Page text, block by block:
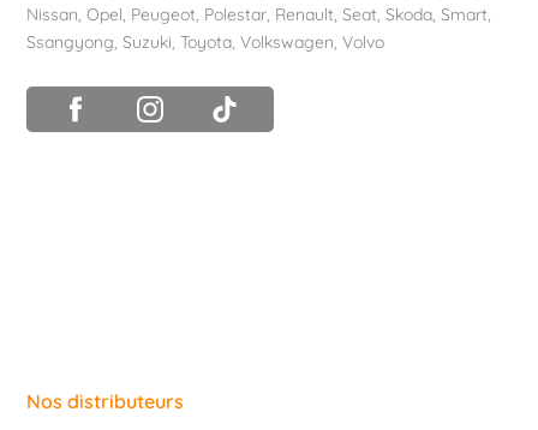
Nissan,Opel, Peugeot, Polestar, Renault,Seat,Skoda,Smart,
Ssangyong,Suzuki,Toyota,Volkswagen,Volvo
Nos distributeurs